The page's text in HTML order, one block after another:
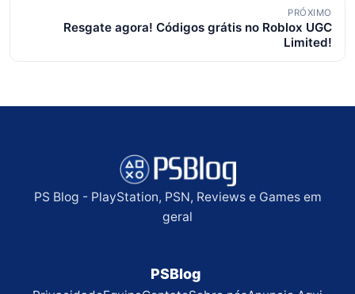
PRÓXIMO
Resgate agora! Códigos grátis no Roblox UGC
Limited!
PS Blog - PlayStation, PSN, Reviews e Games em
geral
PSBlog